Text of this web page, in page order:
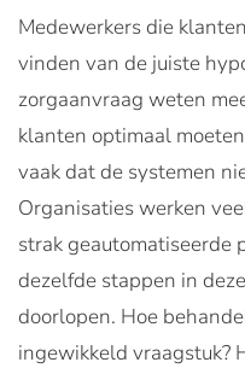
Medewerkers die
vinden van de juiste
zorgaanvraag weten
klanten optimaal
vaak dat de systemen
Organisaties werken
strak geautomatiseerde
dezelfde stappen in
doorlopen. Hoe
ingewikkeld vraagstuk?